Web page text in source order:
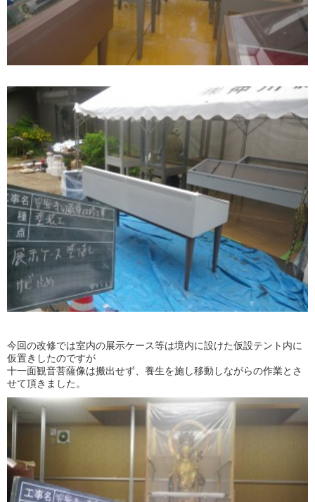
今回の改修では室内の展示ケース等は境内に設けた仮設テント内に
仮置きしたのですが
十一面観音菩薩像は搬出せず、養生を施し移動しながらの作業とさ
せて頂きました。